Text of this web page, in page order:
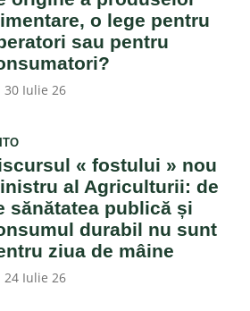
o lege pentru
sau pentru
30 Iulie 26
« fostului » nou
al Agriculturii: de
sănătatea publică și
durabil nu sunt
ziua de mâine
24 Iulie 26